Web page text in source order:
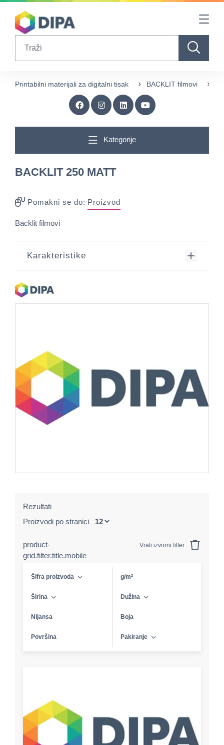
Table Of Content
Printabilni materijali za digitalni tisak BACKLIT filmovi
Kategorije
BACKLIT 250 MATT
Pomakni se do: Proizvod
Backlit filmovi
Karakteristike
Rezultati
Proizvodi po stranici
product-
grid.filter.title.mobile
Vrati izvorni filter
Šifra proizvoda g/m²
Širina Dužina
Nijansa Boja
Površina Pakiranje